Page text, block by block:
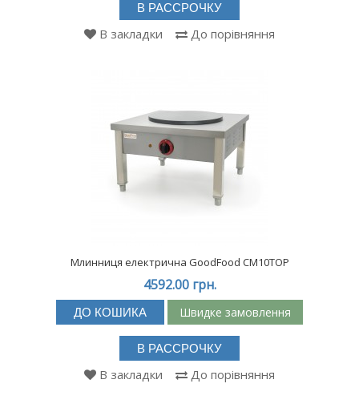
В РАССРОЧКУ
В закладки До порівняння
Млинниця електрична GoodFood CM10TOP
4592.00 грн.
ДО КОШИКА Швидке замовлення
В РАССРОЧКУ
В закладки До порівняння